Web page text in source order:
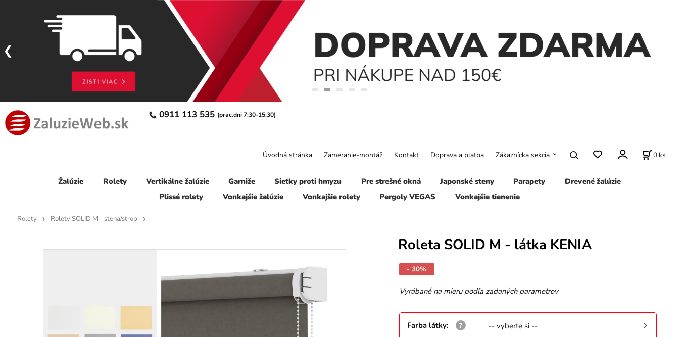
0911 113 535 (prac.dni 7:30-15:30)
Žalúzie Rolety Vertikálne žalúzie Garniže Sieťky proti hmyzu Pre strešné okná Japonské steny Parapety
Drevené žalúzie
Plissé rolety
Vonkajšie žalúzie Vonkajšie rolety Pergoly VEGAS Vonkajšie tienenie
Úvodná stránka Zameranie-montáž Kontakt Doprava a platba Zákaznícka sekcia 0 ks
Rolety Rolety SOLID M - stena/strop
Roleta SOLID M - látka KENIA
- 30%
Vyrábané na mieru podľa zadaných parametrov
Farba látky: -- vyberte si --